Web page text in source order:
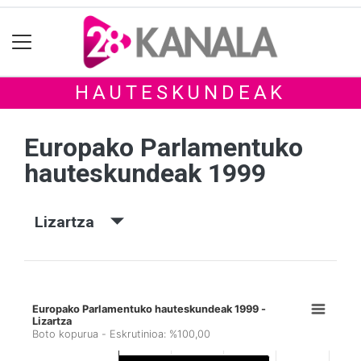
HAUTESKUNDEAK
Europako Parlamentuko
hauteskundeak 1999
Lizartza
Europako Parlamentuko hauteskundeak 1999 -
Lizartza
Boto kopurua - Eskrutinioa: %100,00